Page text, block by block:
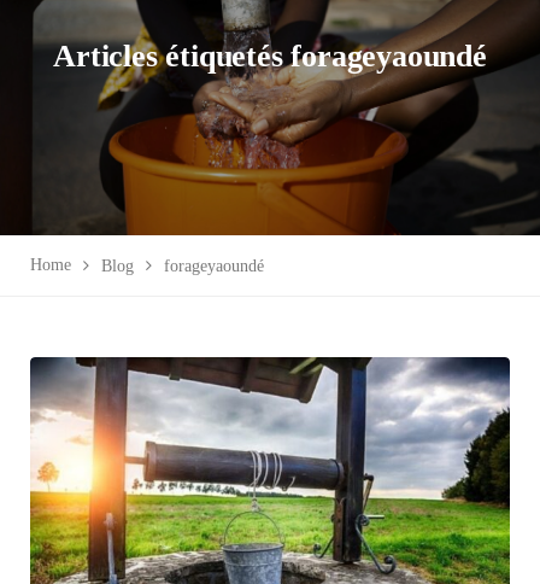
Articles étiquetés forageyaoundé
Home Blog forageyaoundé